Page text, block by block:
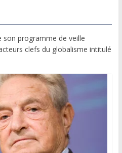
son programme de veille
clefs du globalisme intitulé